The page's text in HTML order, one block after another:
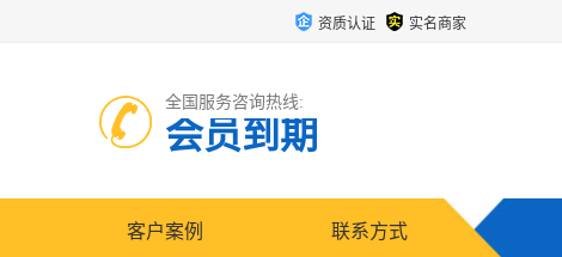
资质认证 实名商家
全国服务咨询热线:
会员到期
客户案例 联系方式